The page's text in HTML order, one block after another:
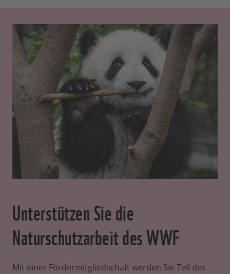
Unterstützen Sie die
Naturschutzarbeit des WWF
Mit einer Fördermitgliedschaft werden Sie Teil des